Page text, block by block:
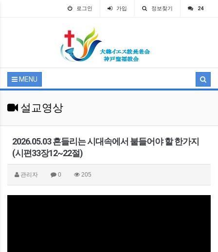
로그인 가입 정보찾기 24
MENU
설교영상
2026.05.03 흔들리는 시대속에서 붙들어야 할 한가지
(시편33장12~22절)
관리자 0 205